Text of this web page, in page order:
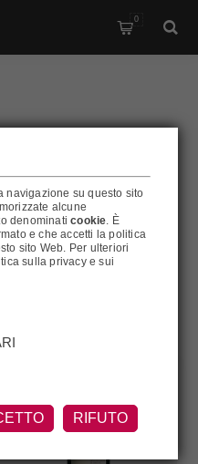
0
navigazione su questo sito
alcune
denominaticookie. È
e che accetti la politica
sito Web. Per ulteriori
sulla privacy e sui
RIFUTO